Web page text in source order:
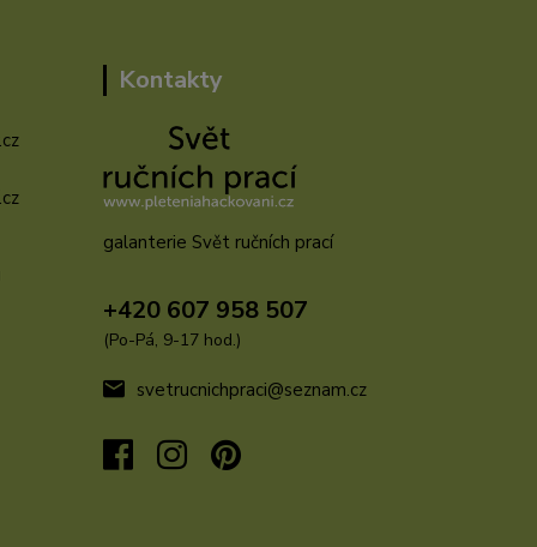
Kontakty
galanterie Svět ručních prací
+420 607 958 507
(Po-Pá, 9-17 hod.)
svetrucnichpraci@seznam.cz